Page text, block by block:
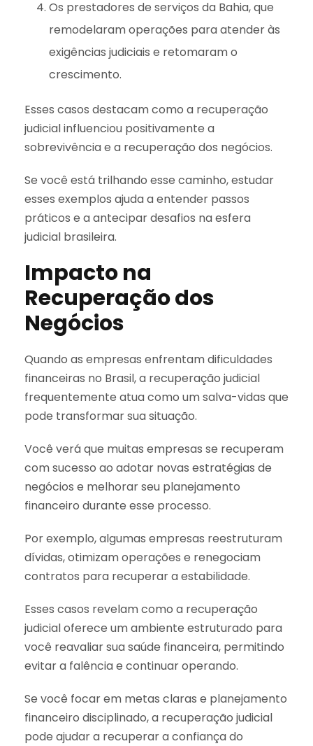
Os prestadores de serviços da Bahia, que
remodelaram operações para atender às
exigências judiciais e retomaram o
crescimento.
Esses casos destacam como a recuperação
judicial influenciou positivamente a
sobrevivência e a recuperação dos negócios.
Se você está trilhando esse caminho, estudar
esses exemplos ajuda a entender passos
práticos e a antecipar desafios na esfera
judicial brasileira.
Impacto na
Recuperação dos
Negócios
Quando as empresas enfrentam dificuldades
financeiras no Brasil, a recuperação judicial
frequentemente atua como um salva-vidas que
pode transformar sua situação.
Você verá que muitas empresas se recuperam
com sucesso ao adotar novas estratégias de
negócios e melhorar seu planejamento
financeiro durante esse processo.
Por exemplo, algumas empresas reestruturam
dívidas, otimizam operações e renegociam
contratos para recuperar a estabilidade.
Esses casos revelam como a recuperação
judicial oferece um ambiente estruturado para
você reavaliar sua saúde financeira, permitindo
evitar a falência e continuar operando.
Se você focar em metas claras e planejamento
financeiro disciplinado, a recuperação judicial
pode ajudar a recuperar a confiança do